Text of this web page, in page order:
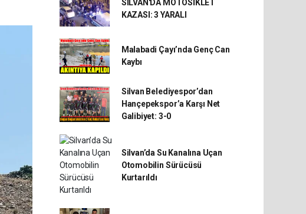
SİLVAN'DA MOTOSİKLET
KAZASI: 3 YARALI
Malabadi Çayı’nda Genç Can
Kaybı
Silvan Belediyespor’dan
Hançepekspor’a Karşı Net
Galibiyet: 3-0
Silvan’da Su Kanalına Uçan
Otomobilin Sürücüsü
Kurtarıldı